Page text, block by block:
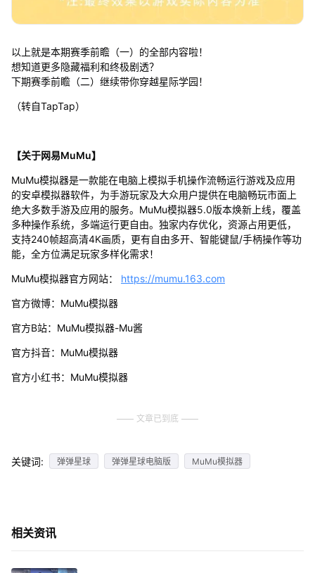
以上就是本期赛季前瞻（一）的全部内容啦！
想知道更多隐藏福利和终极剧透？
下期赛季前瞻（二）继续带你穿越星际学园！
（转自TapTap）
【关于网易MuMu】
MuMu模拟器是一款能在电脑上模拟手机操作流畅运行游戏及应用
的安卓模拟器软件，为手游玩家及大众用户提供在电脑畅玩市面上
绝大多数手游及应用的服务。MuMu模拟器5.0版本焕新上线，覆盖
多种操作系统，多端运行更自由。独家内存优化，资源占用更低，
支持240帧超高清4K画质，更有自由多开、智能键鼠/手柄操作等功
能，全方位满足玩家多样化需求！
MuMu模拟器官方网站： https://mumu.163.com
官方微博：MuMu模拟器
官方B站：MuMu模拟器-Mu酱
官方抖音：MuMu模拟器
官方小红书：MuMu模拟器
文章已到底
关键词: 弹弹星球 弹弹星球电脑版 MuMu模拟器
相关资讯